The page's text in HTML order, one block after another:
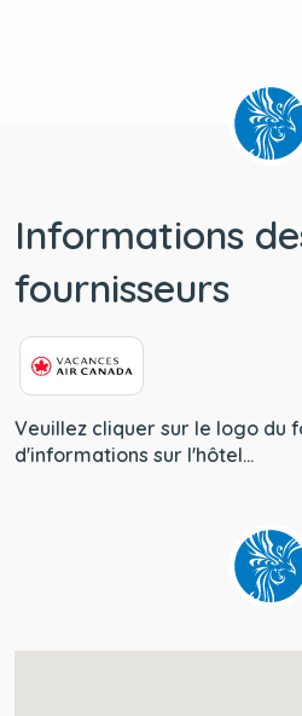
Informations
fournisseurs
Veuillez cliquer sur le logo du
d'informations sur l'hôtel...